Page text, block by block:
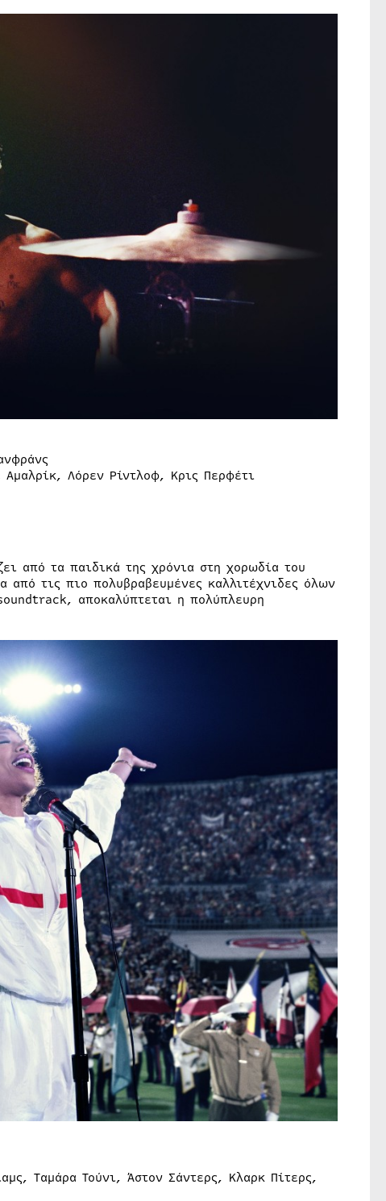
Λόρεν Ρίντλοφ, Κρις Περφέτι
από τα παιδικά της χρόνια στη χορωδία του
τις πιο πολυβραβευμένες καλλιτέχνιδες όλων
αποκαλύπτεται η πολύπλευρη
Ταμάρα Τούνι, Άστον Σάντερς, Κλαρκ Πίτερς,